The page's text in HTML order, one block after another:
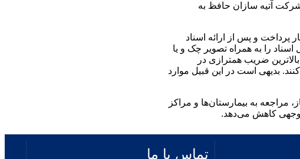
آتیه سازان حافظ به
پرداخت و پس از ارائه اسناد
را به همراه تصویر چک و یا
ضریب همترازی در
بدیهی است در این قبیل موارد
مراجعه به بیمارستان‌ها و مراکز
کاهش می‌دهد.
تماس با ما